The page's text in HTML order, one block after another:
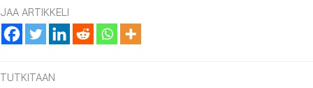
JAA ARTIKKELI
TUTKITAAN